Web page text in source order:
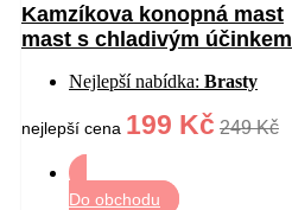
Kamzíkova konopná mast
mast s chladivým účinkem
Nejlepší nabídka: Brasty
nejlepší cena 199 Kč 249 Kč
Do obchodu